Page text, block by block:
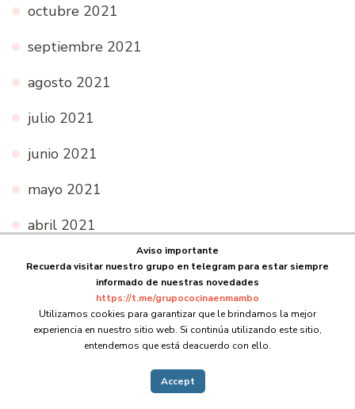
octubre 2021
septiembre 2021
agosto 2021
julio 2021
junio 2021
mayo 2021
abril 2021
marzo 2021
febrero 2021
enero 2021
Aviso importante
Recuerda visitar nuestro grupo en telegram para estar siempre
informado de nuestras novedades
https://t.me/grupococinaenmambo
Utilizamos cookies para garantizar que le brindamos la mejor
experiencia en nuestro sitio web. Si continúa utilizando este sitio,
entendemos que está deacuerdo con ello.
Accept